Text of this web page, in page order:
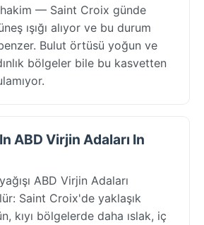
— Saint Croix günde
ışığı alıyor ve bu durum
Bulut örtüsü yoğun ve
bölgeler bile bu kasvetten
ABD Virjin Adaları In
ABD Virjin Adaları
Saint Croix'de yaklaşık
kıyı bölgelerde daha ıslak, iç